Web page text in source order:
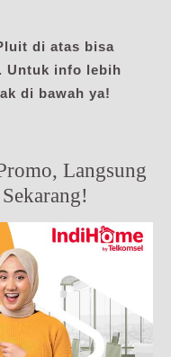
di atas bisa
Untuk info lebih
di bawah ya!
Langsung